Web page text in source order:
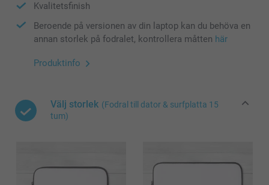
Kvalitetsfinish
Beroende på versionen av din laptop kan du behöva en
annan storlek på fodralet, kontrollera måtten här
Produktinfo
Välj storlek (Fodral till dator & surfplatta 15
tum)